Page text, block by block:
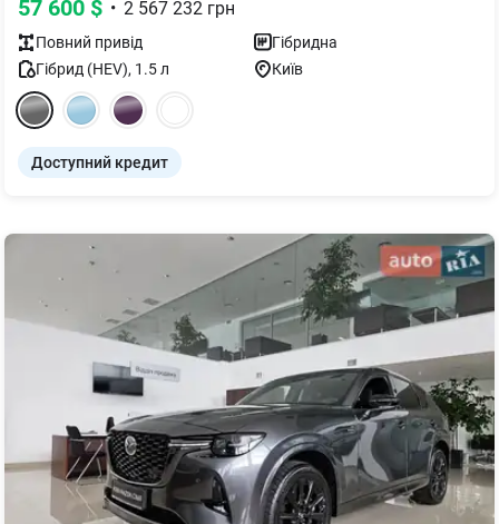
57 600 $ • 2 567 232 грн
Повний привід
Гібридна
Гібрид (HEV), 1.5л Київ
Доступний кредит